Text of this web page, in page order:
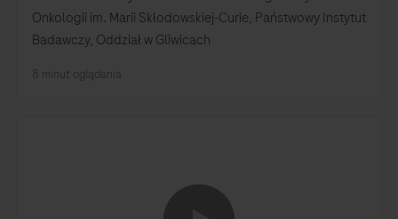
Onkologii im. Marii Skłodowskiej-Curie, Państwowy Instytut
Badawczy, Oddział w Gliwicach